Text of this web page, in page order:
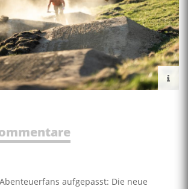
aufgepasst: Die neue